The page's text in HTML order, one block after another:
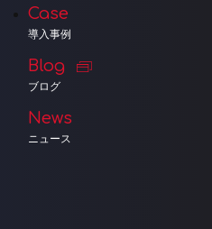
Case
導入事例
Blog
ブログ
News
ニュース